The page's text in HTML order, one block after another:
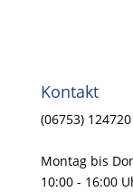
Kontakt
(06753) 124720
Montag bis
10:00 - 16:00